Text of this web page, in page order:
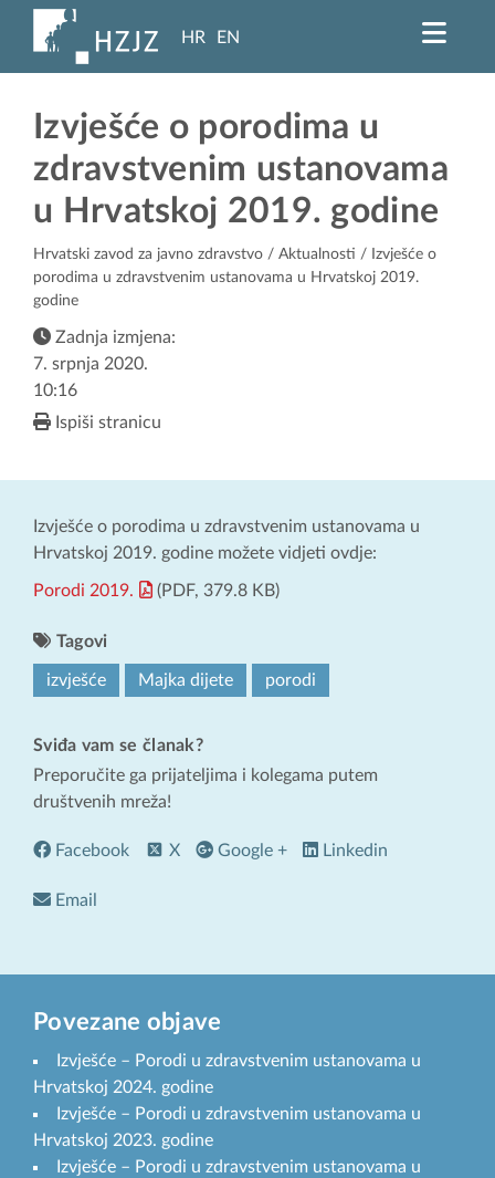
HR EN
Izvješće o porodima u
zdravstvenim ustanovama
u Hrvatskoj 2019. godine
Hrvatski zavod za javno zdravstvo / Aktualnosti / Izvješće o
porodima u zdravstvenim ustanovama u Hrvatskoj 2019.
godine
Zadnja izmjena:
7. srpnja 2020.
10:16
Ispiši stranicu
Izvješće o porodima u zdravstvenim ustanovama u
Hrvatskoj 2019. godine možete vidjeti ovdje:
Porodi 2019. (PDF, 379.8 KB)
Tagovi
izvješće Majka dijete porodi
Sviđa vam se članak?
Preporučite ga prijateljima i kolegama putem
društvenih mreža!
Facebook X Google + Linkedin
Email
Povezane objave
Izvješće – Porodi u zdravstvenim ustanovama u
Hrvatskoj 2024. godine
Izvješće – Porodi u zdravstvenim ustanovama u
Hrvatskoj 2023. godine
Izvješće – Porodi u zdravstvenim ustanovama u